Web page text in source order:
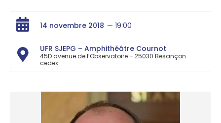
14 novembre 2018 — 19:00
UFR SJEPG – Amphithéâtre Cournot
45D avenue de l’Observatoire – 25030 Besançon
cedex